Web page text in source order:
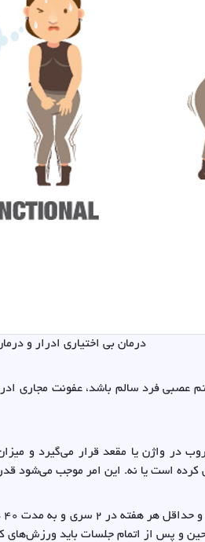
درمان بی اختیاری ادرار و
عصبی فرد سالم باشد، عفونت مجاری
در واژن یا مقعد قرار می‌گیرد و
است یا نه. این امر موجب می‌شود
حین و پس از اتمام جلسات باید